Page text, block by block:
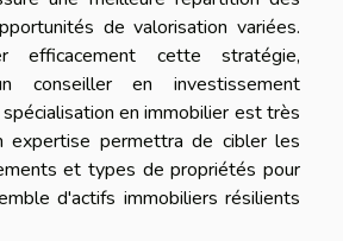
de valorisation variées.
efficacement cette stratégie,
conseiller en investissement
en immobilier est très
expertise permettra de cibler les
et types de propriétés pour
d'actifs immobiliers résilients